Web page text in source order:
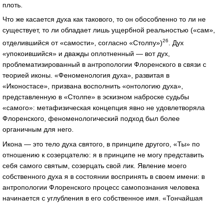
плоть.
Что же касается духа как такового, то он обособленно то ли не
существует, то ли обладает лишь ущербной реальностью («сам»,
отделившийся от «самости», согласно «Столпу»)26. Дух
«упокоившийся» и дважды оплотненный — вот дух,
проблематизированный в антропологии Флоренского в связи с
теорией иконы. «Феноменология духа», развитая в
«Иконостасе», призвана восполнить «онтологию духа»,
представленную в «Столпе» в эскизном наброске судьбы
«самого»: метафизическая концепция явно не удовлетворяла
Флоренского, феноменологический подход был более
органичным для него.
Икона — это тело духа святого, в принципе другого, «Ты» по
отношению к созерцателю: я в принципе не могу представить
себя самого святым, созерцать свой лик. Явление моего
собственного духа я в состоянии воспринять в своем имени: в
антропологии Флоренского процесс самопознания человека
начинается с углубления в его собственное имя. «Тончайшая